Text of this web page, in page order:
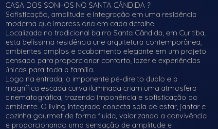
CASA DOS SONHOS NO SANTA CÂNDIDA ?
Sofisticação, amplitude e integração em uma residência
moderna que impressiona em cada detalhe.
Localizada no tradicional bairro Santa Cândida, em Curitiba,
esta belíssima residência une arquitetura contemporânea,
ambientes amplos e acabamento elegante em um projeto
pensado para proporcionar conforto, lazer e experiências
únicas para toda a família.
Logo na entrada, o imponente pé-direito duplo e a
magnífica escada curva iluminada criam uma atmosfera
cinematográfica, trazendo imponência e sofisticação ao
ambiente. O living integrado conecta sala de estar, jantar e
cozinha gourmet de forma fluida, valorizando a convivência
e proporcionando uma sensação de amplitude e